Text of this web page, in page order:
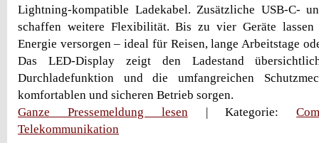
Lightning-kompatible Ladekabel. Zusätzliche USB-C-
schaffen weitere Flexibilität. Bis zu vier Geräte
Energie versorgen – ideal für Reisen, lange Arbeitstage
Das LED-Display zeigt den Ladestand
Durchladefunktion und die umfangreichen
komfortablen und sicheren Betrieb sorgen.
Ganze Pressemeldung lesen| Kategorie:
Telekommunikation